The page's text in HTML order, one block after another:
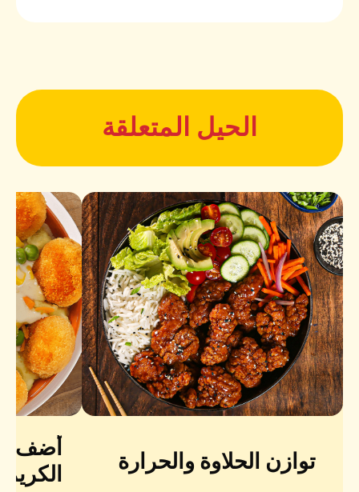
الحيل المتعلقة
توازن الحلاوة والحرارة
أضف